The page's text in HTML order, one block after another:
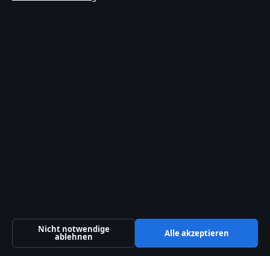
Berichtigungen:corrections@stadtlogik.de.
Nicht notwendige
ablehnen Alle akzeptieren